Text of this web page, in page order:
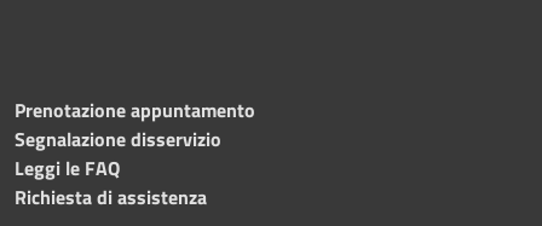
Prenotazione appuntamento
Segnalazione disservizio
Leggi le FAQ
Richiesta di assistenza